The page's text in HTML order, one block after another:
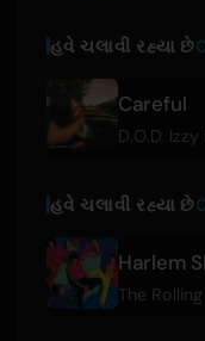
હવે ચલાવી રહ્યા છે
Careful
D.O.D, Izzy
હવે ચલાવી રહ્યા છે
Harlem
The